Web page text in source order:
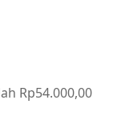
Rp54.000,00